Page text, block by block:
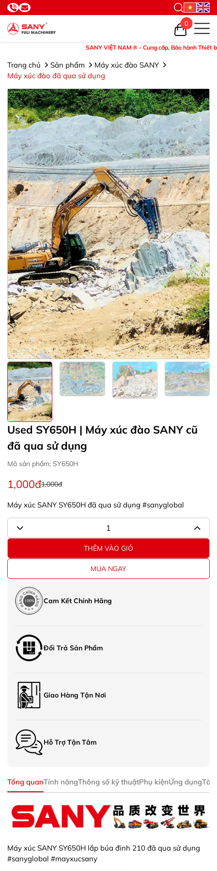
SANY VIỆT NAM ® - Cung cấp, Bảo hành Thiết bị
0
Trang chủ Sản phẩm
Máy xúc đào SANY
Máy xúc đào đã qua sử dụng
Used SY650H | Máy xúc đào SANY cũ
đã qua sử dụng
Mã sản phẩm: SY650H
1,000đ1,000đ
Máy xúc SANY SY650H đã qua sử dụng #sanyglobal
THÊM VÀO GIỎ
MUA NGAY
Cam Kết Chính Hãng
Đổi Trả Sản Phẩm
Giao Hàng Tận Nơi
Hỗ Trợ Tận Tâm
Tổng quanTính năngThông số kỹ thuậtPhụ kiệnỨng dụngTài
Máy xúc SANY SY650H lắp búa đinh 210 đã qua sử dụng
#sanyglobal #mayxucsany